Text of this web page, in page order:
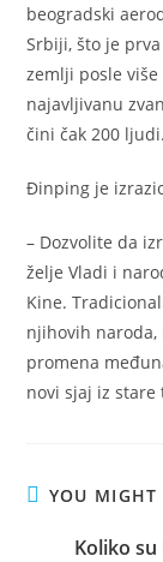
beogradski
Srbiji, što je
zemlji posle
najavljivanu
čini čak 200 ljudi.
Đinping je
– Dozvolite da
želje Vladi i
Kine.
njihovih
promena
novi sjaj iz
YOU MIGHT
Koliko